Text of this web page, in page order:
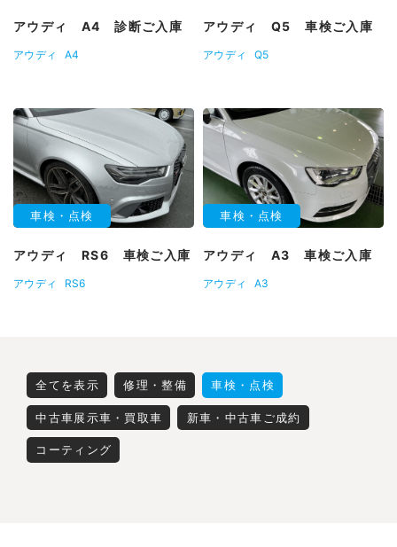
アウディ A4 診断ご入庫
アウディ A4
アウディ Q5 車検ご入庫
アウディ Q5
車検・点検
アウディ RS6 車検ご入庫
アウディ RS6
車検・点検
アウディ A3 車検ご入庫
アウディ A3
全てを表示 修理・整備 車検・点検
中古車展示車・買取車 新車・中古車ご成約
コーティング